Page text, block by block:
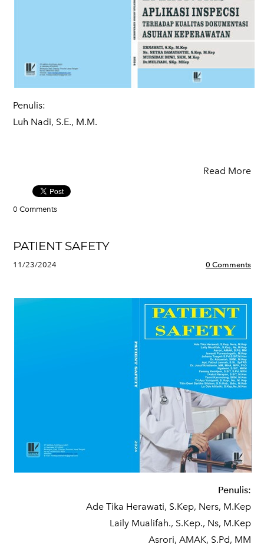
Penulis:
​Luh Nadi, S.E., M.M.
Read More
0 Comments
PATIENT SAFETY
11/23/2024 0 Comments
Penulis:
Ade Tika Herawati, S.Kep, Ners, M.Kep
Laily Mualifah., S.Kep., Ns, M.Kep
Asrori, AMAK, S.Pd, MM